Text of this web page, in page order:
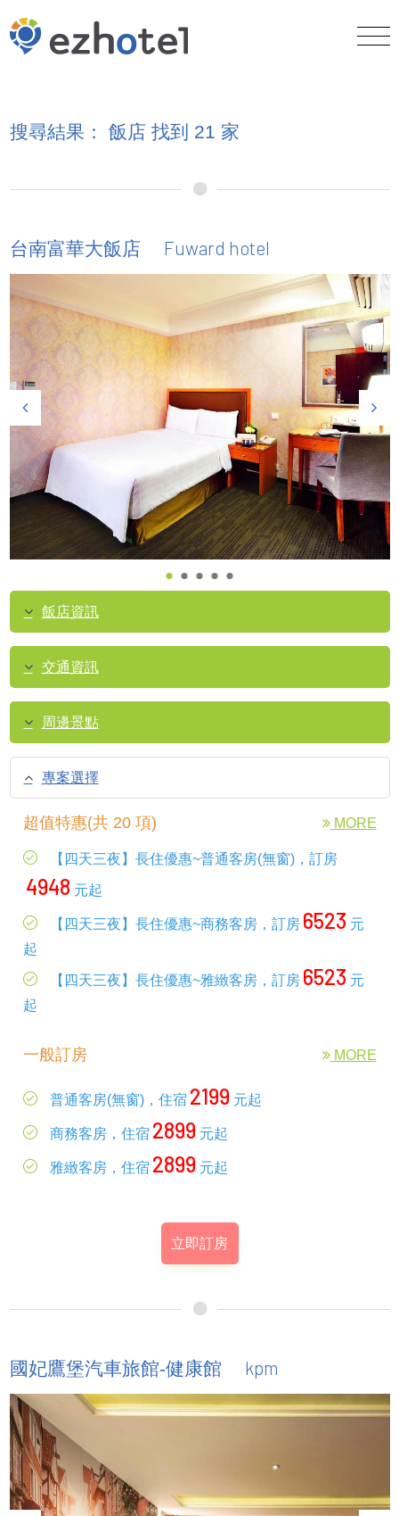
搜尋結果： 飯店 找到 21 家
台南富華大飯店 Fuward hotel
飯店資訊
交通資訊
周邊景點
專案選擇
超值特惠(共 20 項) MORE
【四天三夜】長住優惠~普通客房(無窗)，訂房
4948 元起
【四天三夜】長住優惠~商務客房，訂房 6523 元
起
【四天三夜】長住優惠~雅緻客房，訂房 6523 元
起
一般訂房 MORE
普通客房(無窗)，住宿 2199 元起
商務客房，住宿 2899 元起
雅緻客房，住宿 2899 元起
立即訂房
國妃鷹堡汽車旅館-健康館 kpm